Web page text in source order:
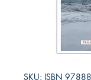
SKU: ISBN